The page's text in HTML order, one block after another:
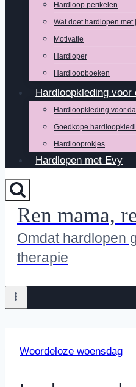
Hardloop perikelen
Wat doet hardlopen met
Motivatie
Hardloper
Hardloopboeken
Hardloopkleding voor
Hardloopkleding voor
Goedkope
Hardlooprokjes
Hardlopen met Evy
Ren mama,
Omdat hardlopen
therapie
Woordeloze woensdag